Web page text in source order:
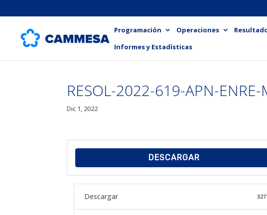
Programación Operaciones
Informes y Estadísticas
RESOL-2022-619-APN-ENRE-
Dic 1, 2022
DESCARGAR
Descargar